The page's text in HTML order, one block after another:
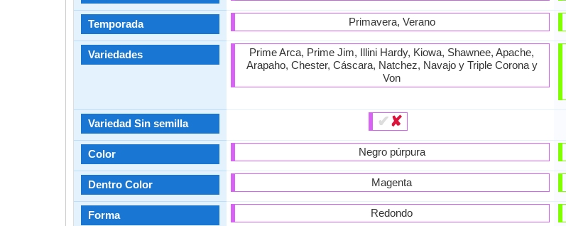
Temporada
Variedades
Variedad Sin semilla
Color
Dentro Color
Forma
Primavera, Verano
Prime Arca, Prime Jim, Illini Hardy, Kiowa, Shawnee, Apache,
Arapaho, Chester, Cáscara, Natchez, Navajo y Triple Corona y
Von
✔✘
Negro púrpura
Magenta
Redondo